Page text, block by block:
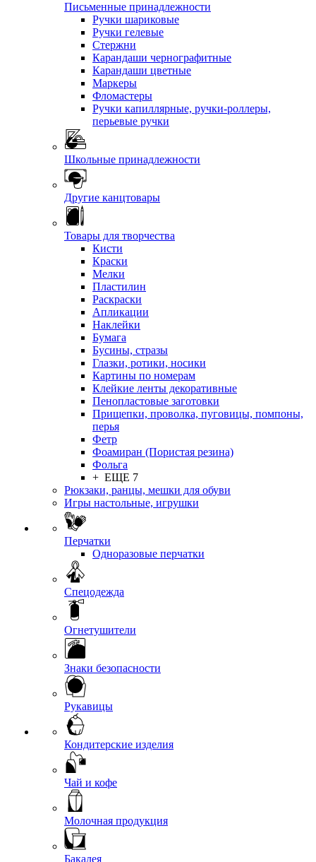
Письменные принадлежности
Ручки шариковые
Ручки гелевые
Стержни
Карандаши чернографитные
Карандаши цветные
Маркеры
Фломастеры
Ручки капиллярные, ручки-роллеры,
перьевые ручки
Школьные принадлежности
Другие канцтовары
Товары для творчества
Кисти
Краски
Мелки
Пластилин
Раскраски
Апликации
Наклейки
Бумага
Бусины, стразы
Глазки, ротики, носики
Картины по номерам
Клейкие ленты декоративные
Пенопластовые заготовки
Прищепки, проволка, пуговицы, помпоны,
перья
Фетр
Фоамиран (Пористая резина)
Фольга
+ ЕЩЕ 7
Рюкзаки, ранцы, мешки для обуви
Игры настольные, игрушки
Перчатки
Одноразовые перчатки
Спецодежда
Огнетушители
Знаки безопасности
Рукавицы
Кондитерские изделия
Чай и кофе
Молочная продукция
Бакалея